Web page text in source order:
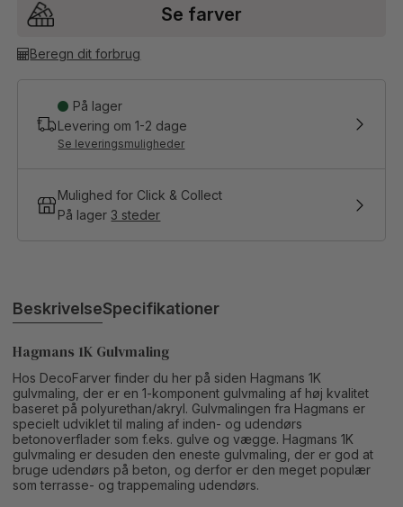
Se farver
Beregn dit forbrug
På lager
Levering om1-2 dage
Se leveringsmuligheder
Mulighed for Click & Collect
På lager3 steder
BeskrivelseSpecifikationer
Hagmans 1K Gulvmaling
Hos DecoFarver finder du her på siden Hagmans 1K
gulvmaling, der er en 1-komponent gulvmaling af høj kvalitet
baseret på polyurethan/akryl. Gulvmalingen fra Hagmans er
specielt udviklet til maling af inden- og udendørs
betonoverflader som f.eks. gulve og vægge. Hagmans 1K
gulvmaling er desuden den eneste gulvmaling, der er god at
bruge udendørs på beton, og derfor er den meget populær
som terrasse- og trappemaling udendørs.